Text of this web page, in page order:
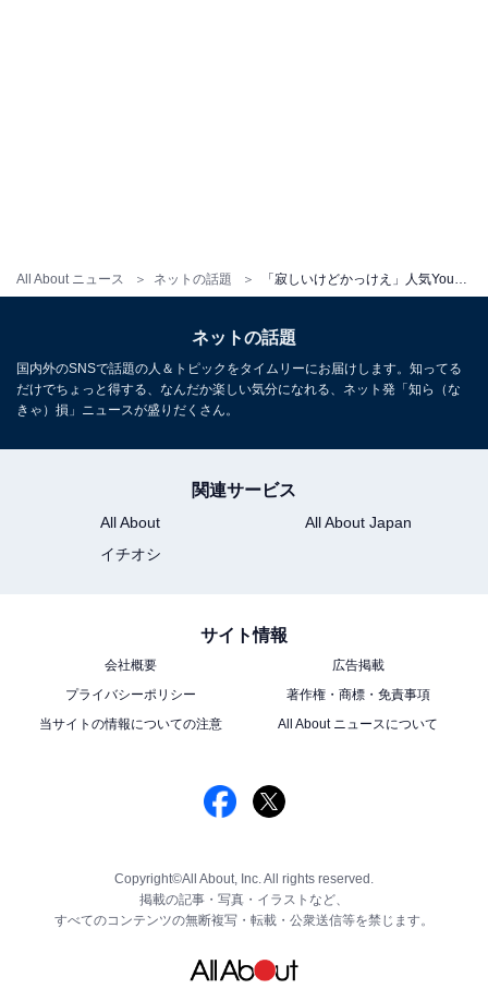
All About ニュース ネットの話題
ネットの話題
国内外のSNSで話題の人＆トピックをタイムリーにお届けします。知ってる
だけでちょっと得する、なんだか楽しい気分になれる、ネット発「知ら（な
きゃ）損」ニュースが盛りだくさん。
関連サービス
All About
All About Japan
イチオシ
サイト情報
会社概要
広告掲載
プライバシーポリシー
著作権・商標・免責事項
当サイトの情報についての注意
All About ニュースについて
Copyright©All About, Inc. All rights reserved.
掲載の記事・写真・イラストなど、
すべてのコンテンツの無断複写・転載・公衆送信等を禁じます。